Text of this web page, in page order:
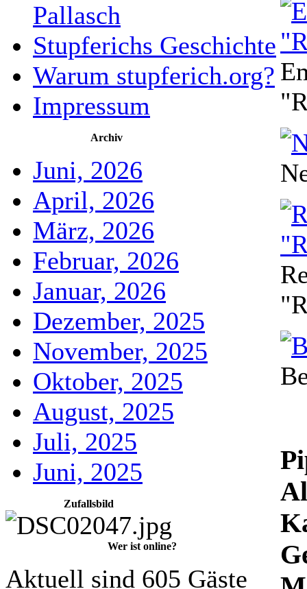
Pallasch
Stupferichs Geschichte
Warum stupferich.org?
Impressum
Archiv
Juni, 2026
April, 2026
März, 2026
Februar, 2026
Januar, 2026
Dezember, 2025
November, 2025
Oktober, 2025
August, 2025
Juli, 2025
Juni, 2025
Zufallsbild
Wer ist online?
Aktuell sind 605 Gäste